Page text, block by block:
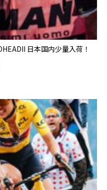
日本国内少量入荷！